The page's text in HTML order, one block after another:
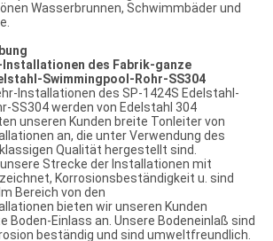
Wasserbrunnen, Schwimmbäder und
des Fabrik-ganze
Swimmingpool-Rohr-SS304
Installationen des SP-1424S Edelstahl-
SS304 werden von Edelstahl 304
unseren Kunden breite Tonleiter von
an, die unter Verwendung des
Qualität hergestellt sind.
Strecke der Installationen mit
Korrosionsbeständigkeit u. sind
Bereich von den
bieten wir unseren Kunden
Boden-Einlass an. Unsere Bodeneinlaß sind
beständig und sind umweltfreundlich.